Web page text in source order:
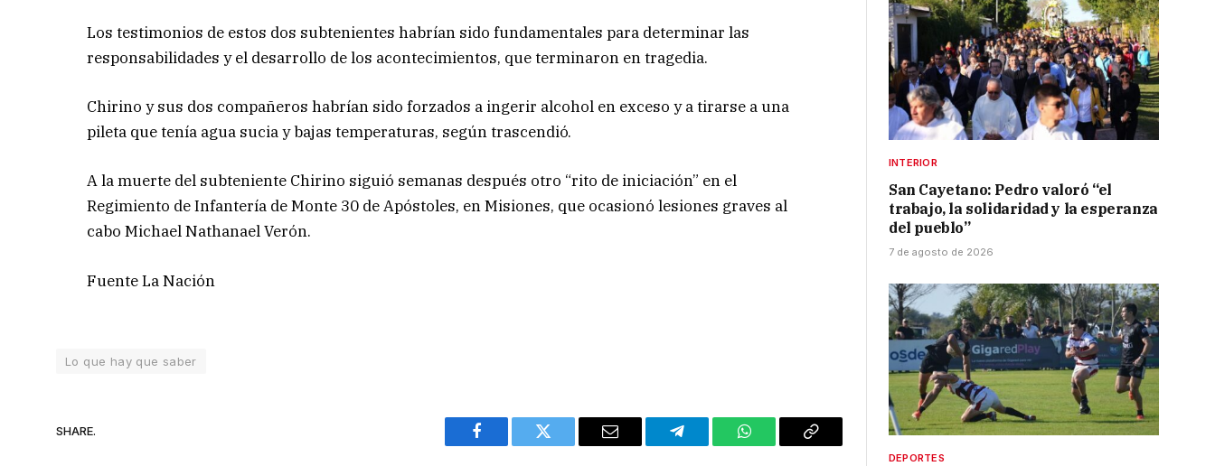
Los testimonios de estos dos subtenientes habrían sido fundamentales para determinar las
responsabilidades y el desarrollo de los acontecimientos, que terminaron en tragedia.
Chirino y sus dos compañeros habrían sido forzados a ingerir alcohol en exceso y a tirarse a una
pileta que tenía agua sucia y bajas temperaturas, según trascendió.
A la muerte del subteniente Chirino siguió semanas después otro “rito de iniciación” en el
Regimiento de Infantería de Monte 30 de Apóstoles, en Misiones, que ocasionó lesiones graves al
cabo Michael Nathanael Verón.
Fuente La Nación
Lo que hay que saber
SHARE.
Facebook Twitter Email Telegram WhatsAppCopy
INTERIOR
San Cayetano: Pedro valoró “el
trabajo, la solidaridad y la esperanza
del pueblo”
7 de agosto de 2026
DEPORTES